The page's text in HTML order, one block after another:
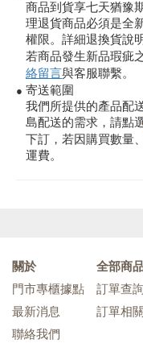
商品到貨享七天猶豫
理退貨商品必須是全
權限。詳細退換貨說
若商品發生新品瑕疵
絡留言與客服聯繫。
● 寄送範圍
我們所提供的產品配
島配送的需求，請點
下訂，若因購買數量
運費。
關於
門市專櫃據點
最新消息
聯絡我們
全部商
訂單查詢
訂單相